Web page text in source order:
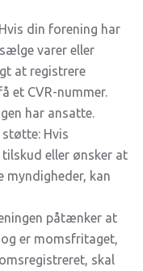
din forening har
varer eller
at registrere
et CVR-nummer.
har ansatte.
Hvis
eller ønsker at
kan
påtænker at
er momsfritaget,
skal